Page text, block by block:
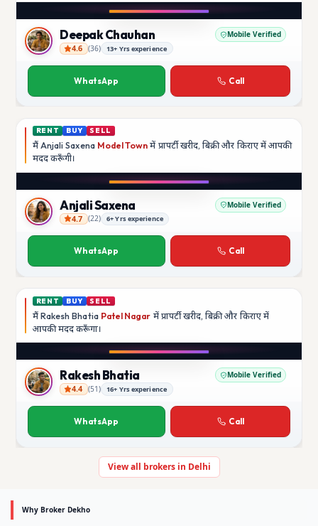
Deepak Chauhan
Deepak Chauhan Mobile Verified
4.6 (36) 13+ Yrs experience
WhatsApp Call
RENT BUY SELL
मैं Anjali Saxena Model Town में प्रापर्टी खरीद, बिक्री और किराए में आपकी
मददकरूँगी।
Anjali Saxena
Anjali Saxena Mobile Verified
4.7 (22) 6+ Yrs experience
WhatsApp Call
RENT BUY SELL
मैं Rakesh Bhatia Patel Nagar में प्रापर्टी खरीद, बिक्री और किराए में
आपकी मददकरूँगा।
Rakesh Bhatia
Rakesh Bhatia Mobile Verified
4.4 (51) 16+ Yrs experience
WhatsApp Call
View all brokers in Delhi
Why Broker Dekho